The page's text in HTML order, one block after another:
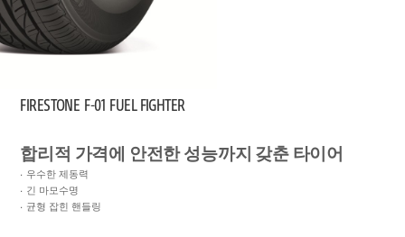
FIRESTONE F-01 FUEL FIGHTER
합리적 가격에 안전한 성능까지 갖춘 타이어
우수한 제동력
긴 마모수명
균형 잡힌 핸들링